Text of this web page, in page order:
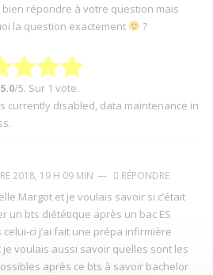
bien répondre à votre question mais
la question exactement
?
5.0/5. Sur 1 vote
currently disabled, data maintenance in
2018, 19 H 09 MIN — RÉPONDRE
Margot et je voulais savoir si c’était
un bts diététique après un bac ES
celui-ci j’ai fait une prépa infirmière
je voulais aussi savoir quelles sont les
après ce bts à savoir bachelor